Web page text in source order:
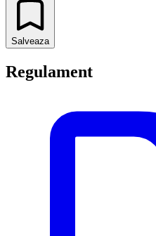
Salveaza
Regulament